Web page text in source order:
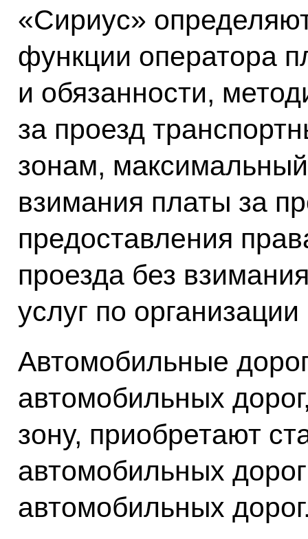
«Сириус»
функции оператора
и обязанности,
за проезд
зонам,
взимания платы за
предоставления
проезда без
услуг по
Автомобильные
автомобильных
зону, приобретают
автомобильных
автомобильных